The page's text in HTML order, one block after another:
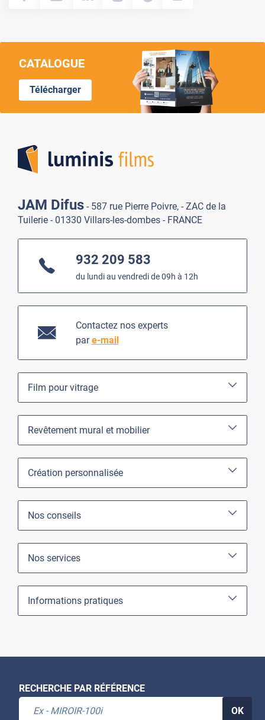
CATALOGUE
Télécharger
JAM Difus - 587 rue Pierre Poivre, - ZAC de la
Tuilerie - 01330 Villars-les-dombes - FRANCE
932 209 583
du lundi au vendredi de 09h à 12h
Contactez nos experts
pare-mail
Film pour vitrage
Revêtement mural et mobilier
Création personnalisée
Nos conseils
Nos services
Informations pratiques
RECHERCHE PAR RÉFÉRENCE
OK